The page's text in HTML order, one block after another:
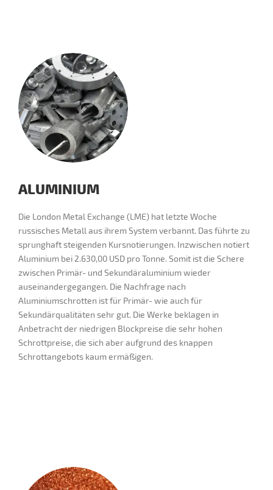
ALUMINIUM
Die London Metal Exchange (LME) hat letzte Woche
russisches Metall aus ihrem System verbannt. Das führte zu
sprunghaft steigenden Kursnotierungen. Inzwischen notiert
Aluminium bei 2.630,00 USD pro Tonne. Somit ist die Schere
zwischen Primär- und Sekundäraluminium wieder
auseinandergegangen. Die Nachfrage nach
Aluminiumschrotten ist für Primär- wie auch für
Sekundärqualitäten sehr gut. Die Werke beklagen in
Anbetracht der niedrigen Blockpreise die sehr hohen
Schrottpreise, die sich aber aufgrund des knappen
Schrottangebots kaum ermäßigen.